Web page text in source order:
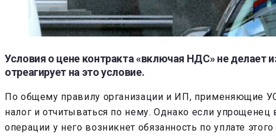
Условия о цене контракта «включая НДС» не делает
отреагирует на это условие.
По общему правилу организации и ИП, применяющие
налог и отчитываться по нему. Однако если
операции у него возникнет обязанность по уплате